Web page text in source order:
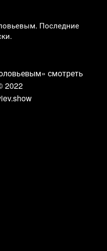
Последние
смотреть
2022